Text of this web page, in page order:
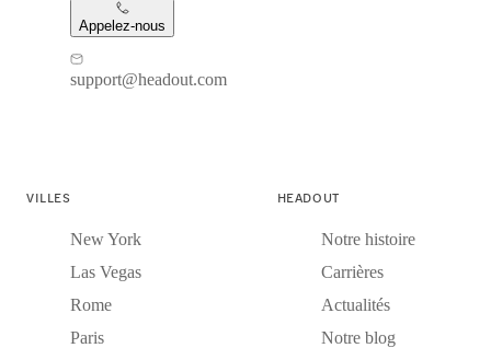
Appelez-nous
support@headout.com
VILLES
New York
Las Vegas
Rome
Paris
HEADOUT
Notre histoire
Carrières
Actualités
Notre blog